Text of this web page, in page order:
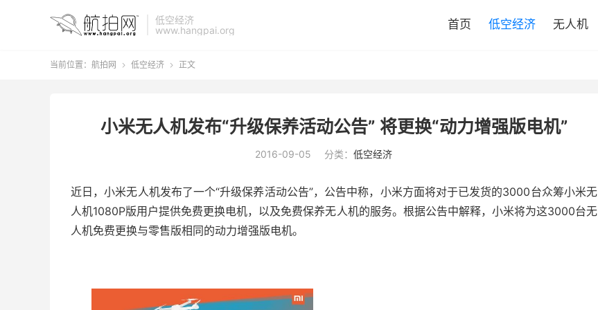
低空经济
www.hangpai.org
首页 低空经济 无人机
当前位置： 航拍网  低空经济  正文
小米无人机发布“升级保养活动公告” 将更换“动力增强版电机”
2016-09-05 分类： 低空经济
近日，小米无人机发布了一个“升级保养活动公告”，公告中称，小米方面将对于已发货的3000台众筹小米无
人机1080P版用户提供免费更换电机，以及免费保养无人机的服务。根据公告中解释，小米将为这3000台无
人机免费更换与零售版相同的动力增强版电机。